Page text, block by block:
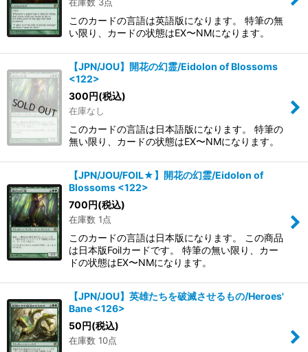
このカードの言語は英語版になります。 特筆の無
い限り、カードの状態はEX〜NMになります。
【JPN/JOU】開花の幻霊/Eidolon of Blossoms
<122>
300円(税込)
在庫なし
このカードの言語は日本語版になります。 特筆の
無い限り、カードの状態はEX〜NMになります。
【JPN/JOU/FOIL★】開花の幻霊/Eidolon of
Blossoms <122>
700円(税込)
在庫数 1点
このカードの言語は日本版になります。 この商品
は日本版Foilカードです。 特筆の無い限り、カー
ドの状態はEX〜NMになります。
【JPN/JOU】英雄たちを破滅させるもの/Heroes'
Bane <126>
50円(税込)
在庫数 10点